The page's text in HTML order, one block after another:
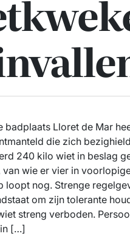
badplaats Lloret de Mar
die zich
240 kilo wiet in beslag
van wie er vier in
loopt nog. Strenge
om zijn tolerante
streng verboden.
[…]